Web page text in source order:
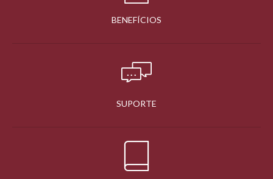
BENEFÍCIOS
SUPORTE